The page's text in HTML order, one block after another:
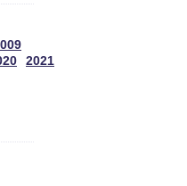
2021